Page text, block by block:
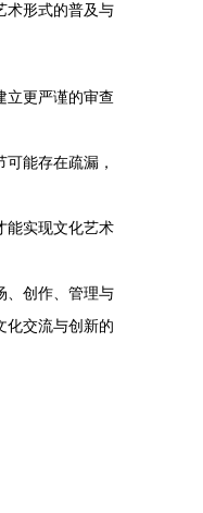
术形式的普及与
立更严谨的审查
能存在疏漏，
能实现文化艺术
、创作、管理与
化交流与创新的